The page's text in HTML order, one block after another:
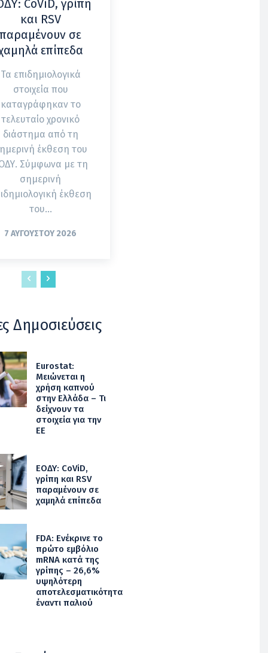
CoViD, γρίπη
και RSV
παραμένουν σε
επίπεδα
Τα επιδημιολογικά
στοιχεία που
καταγράφηκαν το
τελευταίο χρονικό
διάστημα από τη
έκθεση του
με τη
σημερινή
έκθεση
του...
7 ΑΥΓΟΎΣΤΟΥ 2026
Δημοσιεύσεις
Eurostat:
Μειώνεται η
χρήση καπνού
στην Ελλάδα – Τι
δείχνουν τα
στοιχεία για την
ΕΕ
ΕΟΔΥ: CoViD,
γρίπη και RSV
παραμένουν σε
χαμηλά επίπεδα
FDA: Ενέκρινε το
πρώτο εμβόλιο
mRNA κατά της
γρίπης – 26,6%
υψηλότερη
αποτελεσματικότητα
έναντι παλιού